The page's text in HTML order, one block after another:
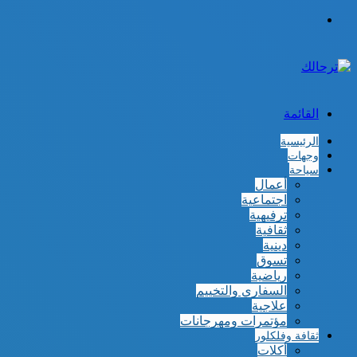
القائمة
الرئيسية
وجهات
سياحة
أعمال
اجتماعية
ترفيهية
ثقافية
دينية
تسوق
رياضية
السفاري والتخييم
علاجية
مؤتمرات ومهرجانات
ثقافة وفلكلور
أكلات